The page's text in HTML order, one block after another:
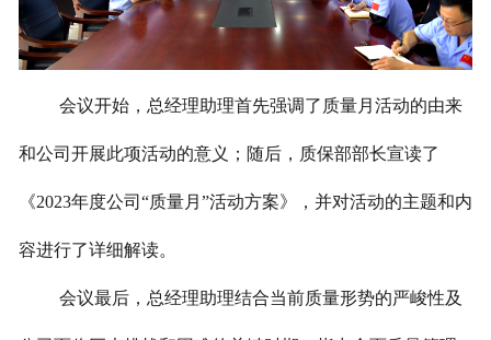
会议开始，总经理助理首先强调了质量月活动的由来
和公司开展此项活动的意义；随后，质保部部长宣读了
《2023年度公司“质量月”活动方案》，并对活动的主题和内
容进行了详细解读。
会议最后，总经理助理结合当前质量形势的严峻性及